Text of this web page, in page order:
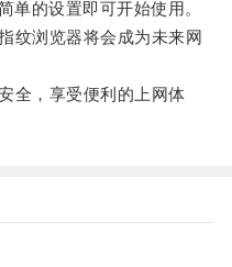
单的设置即可开始使用。
浏览器将会成为未来网
，享受便利的上网体